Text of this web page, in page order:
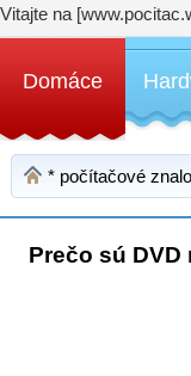
Vitajte na
Domáce
* počítačové
Prečo sú